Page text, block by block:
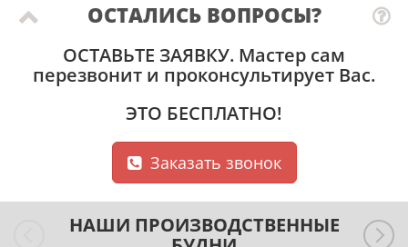
ОСТАЛИСЬ ВОПРОСЫ?
ОСТАВЬТЕ ЗАЯВКУ. Мастер сам
перезвонит и проконсультирует Вас.
ЭТО БЕСПЛАТНО!
Заказать звонок
НАШИ ПРОИЗВОДСТВЕННЫЕ